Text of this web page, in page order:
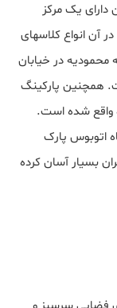
یک مرکز
آن انواع کلاسهای
محمودیه در خیابان
۵ واقع شده است. همچنین پارکینگ
واقع شده است.
اتوبوس پارک
بسیار آسان کرده